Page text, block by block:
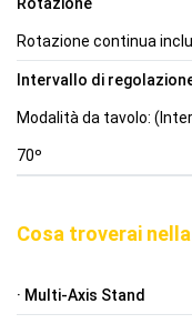
Rotazione continua
Intervallo di
Modalità da tavolo:
70º
Cosa troverai
· Multi-Axis Stand